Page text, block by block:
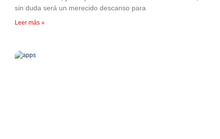
sin duda será un merecido descanso para
Leer más »